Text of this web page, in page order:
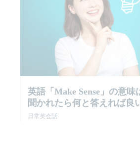
英語「make Sense」の意味
聞かれたら何と答えれば良
日常英会話